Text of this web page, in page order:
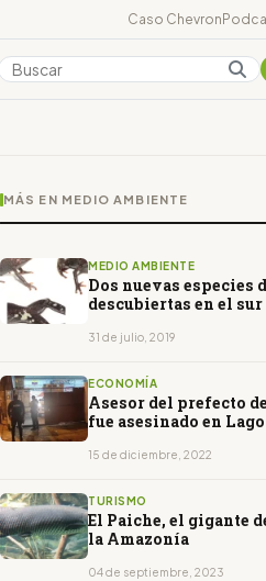
Caso Chevron
Colombia
MÁS EN MEDIO AMBIENTE
MEDIO AMBIENTE
Dos nuevas especies
descubiertas en el sur
31 de julio, 2019
ECONOMÍA
Asesor del prefecto
fue asesinado en
15 de diciembre, 2022
TURISMO
El Paiche, el gigante
la Amazonía
04 de septiembre, 2023